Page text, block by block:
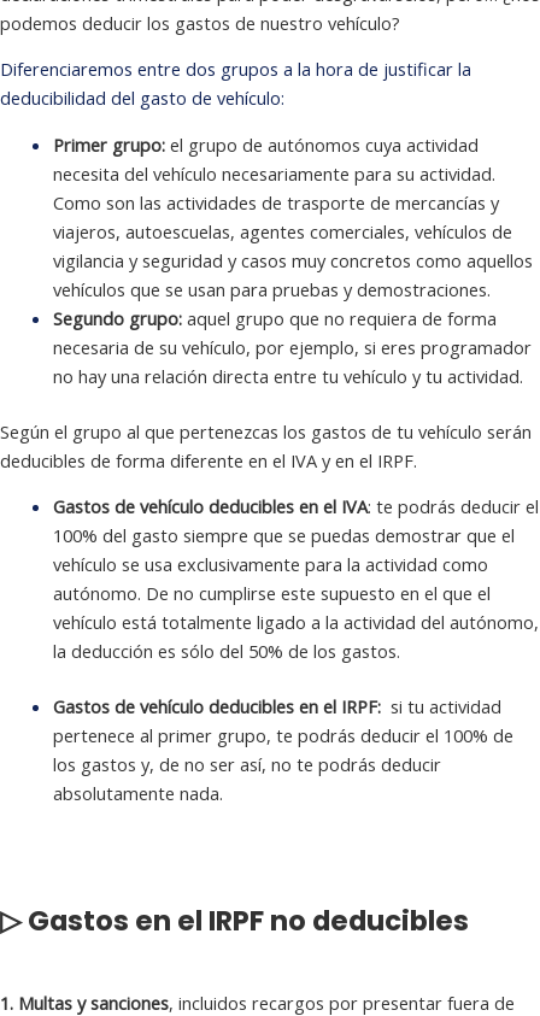
podemos deducir los gastos de nuestro vehículo?
Diferenciaremos entre dos grupos a la hora de justificar la
deducibilidad del gasto de vehículo:
Primer grupo:el grupo de autónomos cuya actividad
necesita del vehículo necesariamente para su actividad.
Como son las actividades de trasporte de mercancías y
viajeros, autoescuelas, agentes comerciales, vehículos de
vigilancia y seguridad y casos muy concretos como aquellos
vehículos que se usan para pruebas y demostraciones.
Segundo grupo:aquel grupo que no requiera de forma
necesaria de su vehículo, por ejemplo, si eres programador
no hay una relación directa entre tu vehículo y tu actividad.
Según el grupo al que pertenezcas los gastos de tu vehículo serán
deducibles de forma diferente en el IVA y en el IRPF.
Gastos de vehículo deducibles en el IVA: te podrás deducir el
100% del gasto siempre que se puedas demostrar que el
vehículo se usa exclusivamente para la actividad como
autónomo. De no cumplirse este supuesto en el que el
vehículo está totalmente ligado a la actividad del autónomo,
la deducción es sólo del 50% de los gastos.
Gastos de vehículo deducibles en el IRPF:si tu actividad
pertenece al primer grupo, te podrás deducir el 100% de
los gastos y, de no ser así, no te podrás deducir
absolutamente nada.
▷ Gastos en el IRPF no deducibles
1. Multas y sanciones, incluidos recargos por presentar fuera de